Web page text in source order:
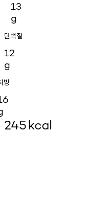
13
g
단백질
12
g
방
245kcal